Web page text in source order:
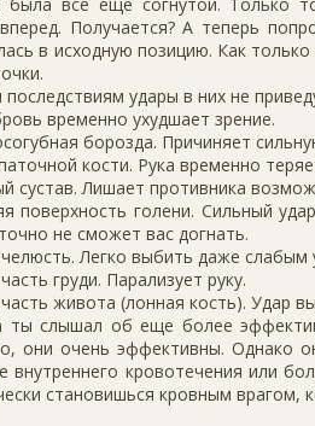
Получается? А теперь
в исходную позицию. Как
удары в них не
временно ухудшает зрение.
борозда. Причиняет
кости. Рука временно
сустав. Лишает противника
поверхность голени. Сильный
не сможет вас догнать.
Легко выбить даже слабым
груди. Парализует руку.
живота (лонная кость). Удар
ты слышал об еще более
они очень эффективны. Однако
внутреннего кровотечения или
становишься кровным врагом,